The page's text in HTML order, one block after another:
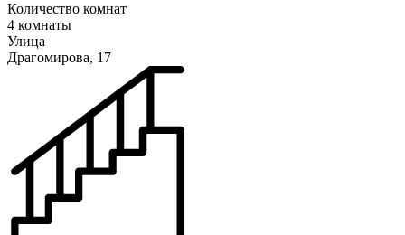
Количество комнат
4 комнаты
Улица
Драгомирова, 17